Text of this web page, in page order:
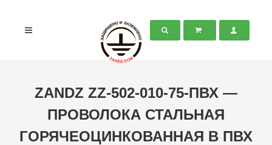
ZANDZ ZZ-502-010-75-ПВХ —
ПРОВОЛОКА СТАЛЬНАЯ
ГОРЯЧЕОЦИНКОВАННАЯ В ПВХ